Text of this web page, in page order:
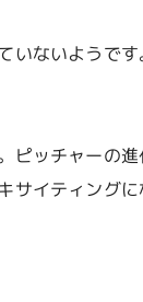
ないようで
ッチャーの
イティング